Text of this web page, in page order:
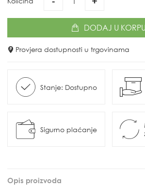
DODAJ U KORPU
Provjera dostupnosti u trgovinama
Stanje: Dostupno
Sigurno plaćanje
Opis proizvoda